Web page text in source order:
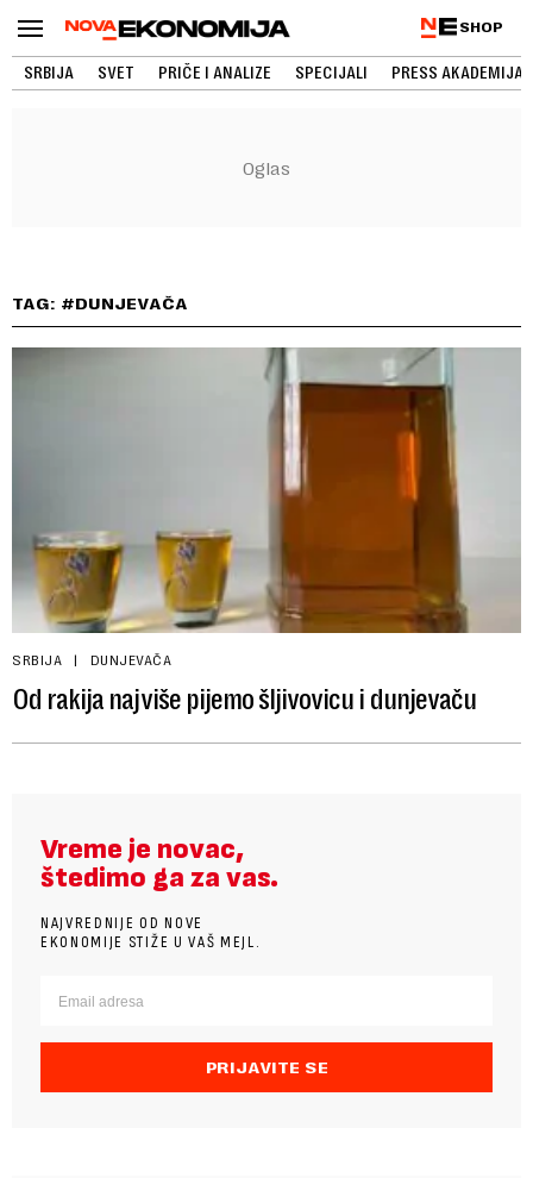
SHOP
SRBIJA SVET PRIČE I ANALIZE SPECIJALI PRESS AKADEMIJA
TAG: #DUNJEVAČA
SRBIJA DUNJEVAČA
Od rakija najviše pijemo šljivovicu i dunjevaču
Vreme je novac,
štedimo ga za vas.
NAJVREDNIJE OD NOVE
EKONOMIJE STIŽE U VAŠ MEJL.
PRIJAVITE SE